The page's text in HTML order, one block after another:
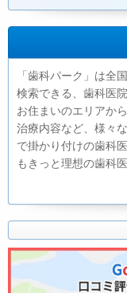
「歯科パーク」は全
検索できる、歯科医
お住まいのエリアか
治療内容など、様々
で掛かり付けの歯科
もきっと理想の歯科